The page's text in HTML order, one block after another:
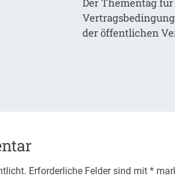
der öffentlichen
Erforderliche Felder sind mit *